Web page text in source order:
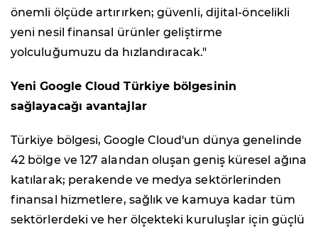
önemli ölçüde artırırken; güvenli, dijital-öncelikli
yeni nesil finansal ürünler geliştirme
yolculuğumuzu da hızlandıracak."
Yeni Google Cloud Türkiye bölgesinin
sağlayacağı avantajlar
Türkiye bölgesi, Google Cloud'un dünya genelinde
42 bölge ve 127 alandan oluşan geniş küresel ağına
katılarak; perakende ve medya sektörlerinden
finansal hizmetlere, sağlık ve kamuya kadar tüm
sektörlerdeki ve her ölçekteki kuruluşlar için güçlü